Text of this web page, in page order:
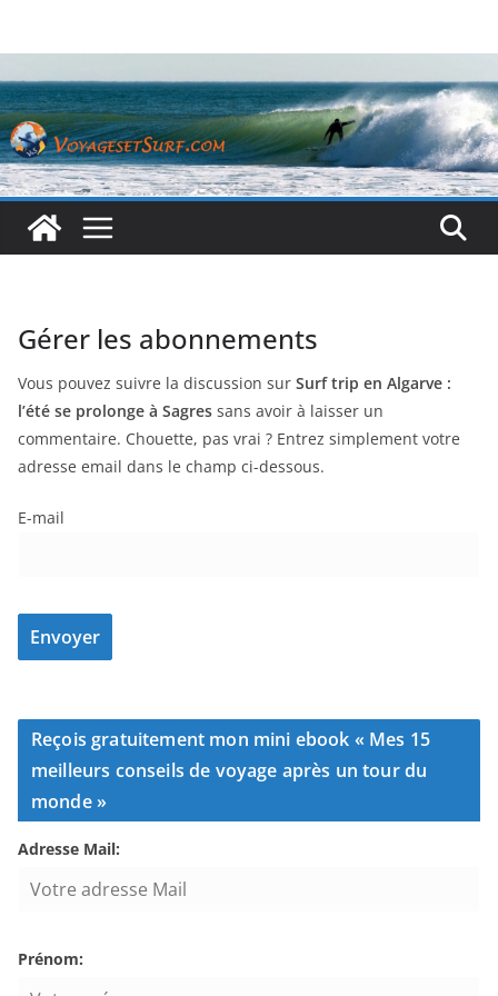
contenu
Gérer les abonnements
Vous pouvez suivre la discussion sur Surf trip en Algarve :
l’été se prolonge à Sagres sans avoir à laisser un
commentaire. Chouette, pas vrai ? Entrez simplement votre
adresse email dans le champ ci-dessous.
E-mail
Reçois gratuitement mon mini ebook « Mes 15
meilleurs conseils de voyage après un tour du
monde »
Adresse Mail:
Prénom: